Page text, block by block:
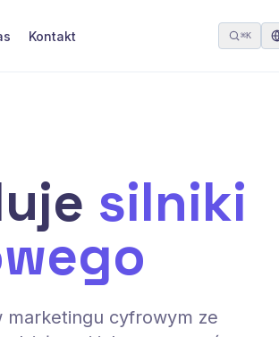
Kontakt ⌘K
silniki
marketingu cyfrowym ze